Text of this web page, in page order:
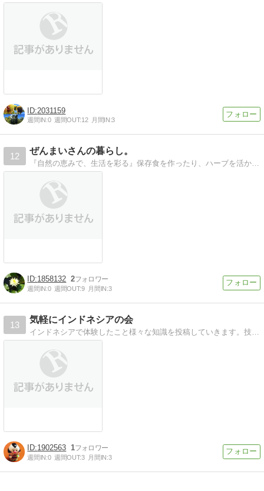
2031159
週間IN:0 週間OUT:12 月間IN:3
12
ぜんまいさんの暮らし。
『自然の恵みで、生活を彩る』保存食を作ったり、ハーブを活かして日用品を手作りしたり……。手作りの生活を楽しむ「ぜんまいさん」のライフスタイルを紹介します。
1858132 2
週間IN:0 週間OUT:9 月間IN:3
13
気軽にインドネシアの会
インドネシアで体験したこと様々な知識を投稿していきます。技能研修性の相談も受け付けています。VISA申請、疾高ワクチン、ハラルフード、現地フードなど。
1902563 1
週間IN:0 週間OUT:3 月間IN:3